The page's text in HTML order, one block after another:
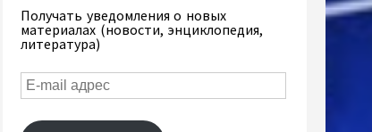
Получать уведомления о новых
материалах (новости, энциклопедия,
литература)